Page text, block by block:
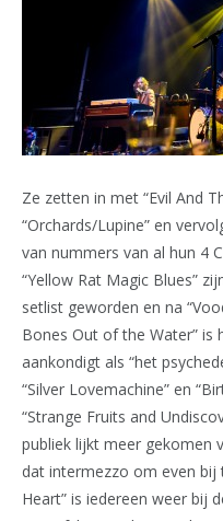
Ze zetten in met “Evil And
“Orchards/Lupine” en
van nummers van al hun 4
“Yellow Rat Magic Blues”
setlist geworden en na
Bones Out of the Water”
aankondigt als “het
“Silver Lovemachine” en
“Strange Fruits and
publiek lijkt meer gekomen
dat intermezzo om even bij
Heart” is iedereen weer bij